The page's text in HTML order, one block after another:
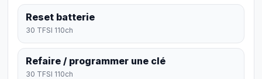
Reset batterie
30 TFSI 110ch
Refaire / programmer une clé
30 TFSI 110ch